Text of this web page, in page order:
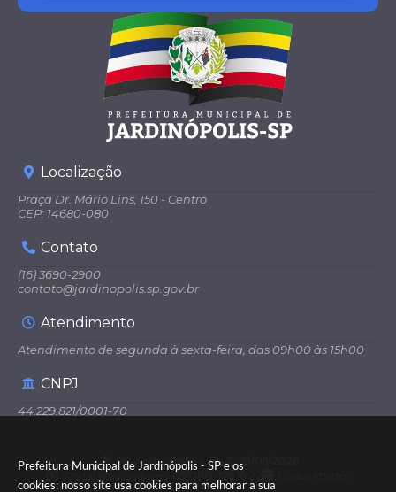
Prefeitura Municipal de Jardinópolis - SP e os
cookies: nosso site usa cookies para melhorar a sua
Localização
Praça Dr. Mário Lins, 150 - Centro
CEP: 14680-080
Contato
(16) 3690-2900
contato@jardinopolis.sp.gov.br
Atendimento
Atendimento de segunda à sexta-feira, das 09h00 às 15h00
CNPJ
44.229.821/0001-70
Versão do Sistema: 3.5.3 - 19/06/2026
Portal atualizado em:
05/08/2026 16:22